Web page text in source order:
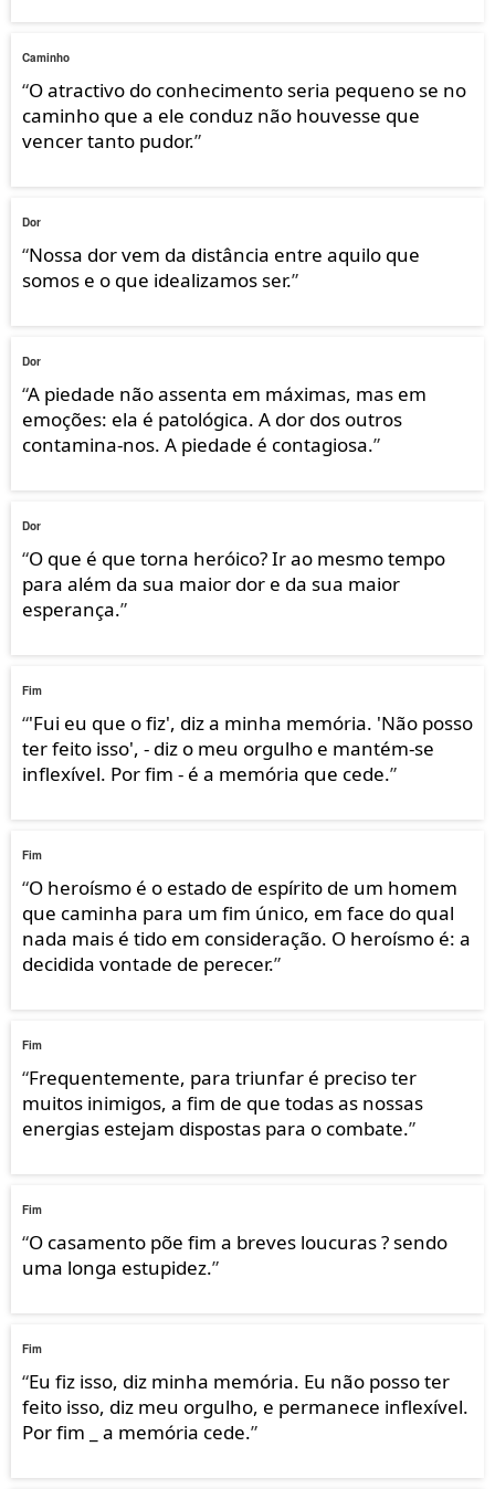
Caminho
“O atractivo do conhecimento seria pequeno se no
caminho que a ele conduz não houvesse que
vencer tanto pudor.”
Dor
“Nossa dor vem da distância entre aquilo que
somos e o que idealizamos ser.”
Dor
“A piedade não assenta em máximas, mas em
emoções: ela é patológica. A dor dos outros
contamina-nos. A piedade é contagiosa.”
Dor
“O que é que torna heróico? Ir ao mesmo tempo
para além da sua maior dor e da sua maior
esperança.”
Fim
“'Fui eu que o fiz', diz a minha memória. 'Não posso
ter feito isso', - diz o meu orgulho e mantém-se
inflexível. Por fim - é a memória que cede.”
Fim
“O heroísmo é o estado de espírito de um homem
que caminha para um fim único, em face do qual
nada mais é tido em consideração. O heroísmo é: a
decidida vontade de perecer.”
Fim
“Frequentemente, para triunfar é preciso ter
muitos inimigos, a fim de que todas as nossas
energias estejam dispostas para o combate.”
Fim
“O casamento põe fim a breves loucuras ? sendo
uma longa estupidez.”
Fim
“Eu fiz isso, diz minha memória. Eu não posso ter
feito isso, diz meu orgulho, e permanece inflexível.
Por fim _ a memória cede.”